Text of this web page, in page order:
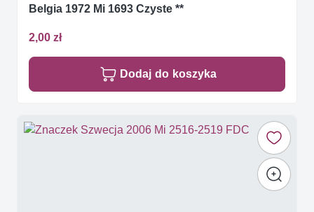
Belgia 1972 Mi 1693 Czyste **
2,00 zł
Dodaj do koszyka